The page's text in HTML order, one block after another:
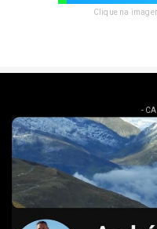
Clique na
-